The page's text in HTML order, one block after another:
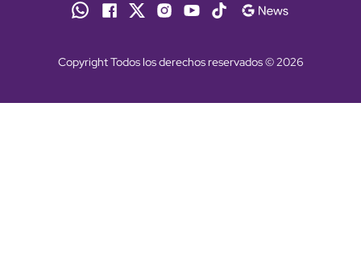
Copyright Todos los derechos reservados © 2026